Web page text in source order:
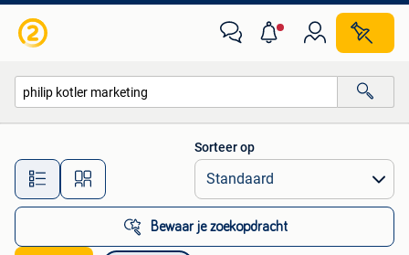
Alle afstanden…
Sorteer op
Bewaar je zoekopdracht